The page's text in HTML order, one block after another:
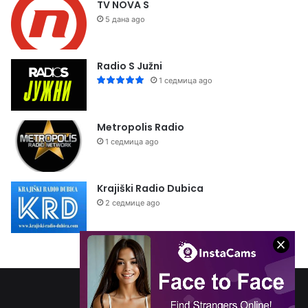
TV NOVA S
5 дана ago
Radio S Južni
1 седмица ago
Metropolis Radio
1 седмица ago
Krajiški Radio Dubica
2 седмице ago